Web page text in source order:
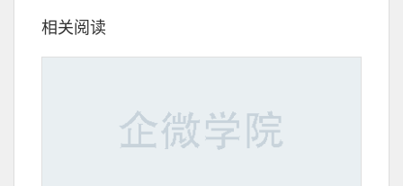
相关阅读